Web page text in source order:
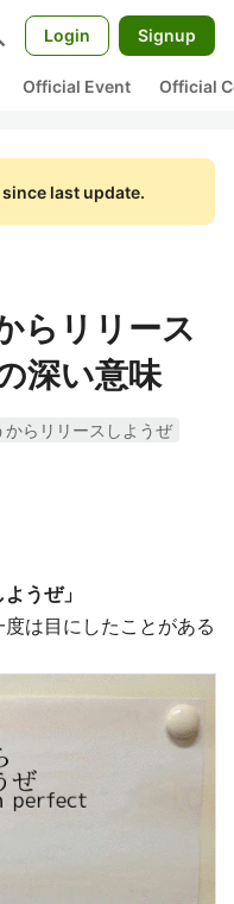
Login Signup
Official Event Official
last update.
らリリース
深い意味
からリリースしようぜ
うぜ」
は目にしたことがある